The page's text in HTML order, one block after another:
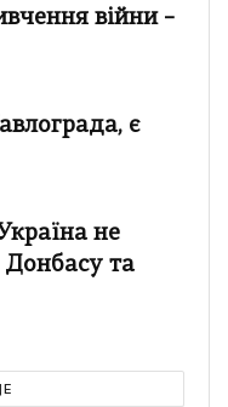
війни –
є
не
Донбасу та